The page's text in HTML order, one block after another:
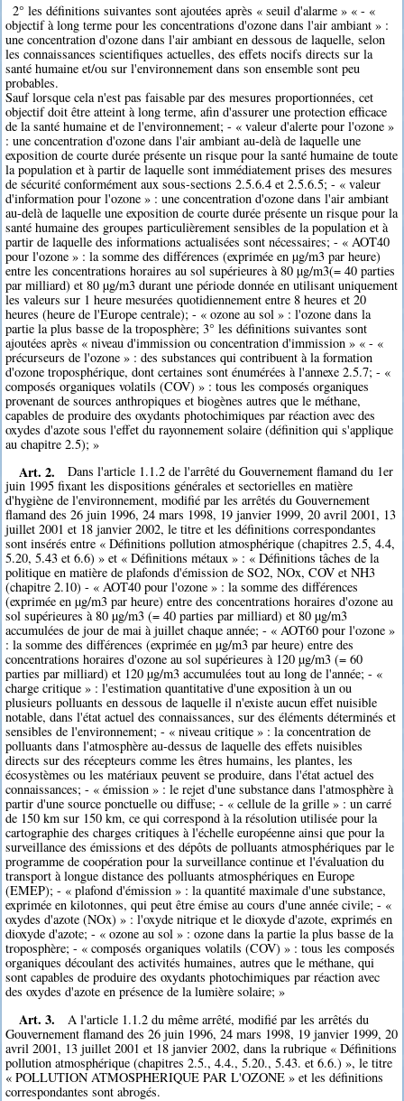
2° les définitions suivantes sont ajoutées après « seuil d'alarme » « - «
objectif à long terme pour les concentrations d'ozone dans l'air ambiant » :
une concentration d'ozone dans l'air ambiant en dessous de laquelle, selon
les connaissances scientifiques actuelles, des effets nocifs directs sur la
santé humaine et/ou sur l'environnement dans son ensemble sont peu
probables.
Sauf lorsque cela n'est pas faisable par des mesures proportionnées, cet
objectif doit être atteint à long terme, afin d'assurer une protection efficace
de la santé humaine et de l'environnement; - « valeur d'alerte pour l'ozone »
: une concentration d'ozone dans l'air ambiant au-delà de laquelle une
exposition de courte durée présente un risque pour la santé humaine de toute
la population et à partir de laquelle sont immédiatement prises des mesures
de sécurité conformément aux sous-sections 2.5.6.4 et 2.5.6.5; - « valeur
d'information pour l'ozone » : une concentration d'ozone dans l'air ambiant
au-delà de laquelle une exposition de courte durée présente un risque pour la
santé humaine des groupes particulièrement sensibles de la population et à
partir de laquelle des informations actualisées sont nécessaires; - « AOT40
pour l'ozone » : la somme des différences (exprimée en µg/m3 par heure)
entre les concentrations horaires au sol supérieures à 80 µg/m3(= 40 parties
par milliard) et 80 µg/m3 durant une période donnée en utilisant uniquement
les valeurs sur 1 heure mesurées quotidiennement entre 8 heures et 20
heures (heure de l'Europe centrale); - « ozone au sol » : l'ozone dans la
partie la plus basse de la troposphère; 3° les définitions suivantes sont
ajoutées après « niveau d'immission ou concentration d'immission » « - «
précurseurs de l'ozone » : des substances qui contribuent à la formation
d'ozone troposphérique, dont certaines sont énumérées à l'annexe 2.5.7; - «
composés organiques volatils (COV) » : tous les composés organiques
provenant de sources anthropiques et biogènes autres que le méthane,
capables de produire des oxydants photochimiques par réaction avec des
oxydes d'azote sous l'effet du rayonnement solaire (définition qui s'applique
au chapitre 2.5); »
Art. 2.
Dans l'article 1.1.2 de l'arrêté du Gouvernement flamand du 1er
juin 1995 fixant les dispositions générales et sectorielles en matière
d'hygiène de l'environnement, modifié par les arrêtés du Gouvernement
flamand des 26 juin 1996, 24 mars 1998, 19 janvier 1999, 20 avril 2001, 13
juillet 2001 et 18 janvier 2002, le titre et les définitions correspondantes
sont insérés entre « Définitions pollution atmosphérique (chapitres 2.5, 4.4,
5.20, 5.43 et 6.6) » et « Définitions métaux » : « Définitions tâches de la
politique en matière de plafonds d'émission de SO2, NOx, COV et NH3
(chapitre 2.10) - « AOT40 pour l'ozone » : la somme des différences
(exprimée en µg/m3 par heure) entre des concentrations horaires d'ozone au
sol supérieures à 80 µg/m3 (= 40 parties par milliard) et 80 µg/m3
accumulées de jour de mai à juillet chaque année; - « AOT60 pour l'ozone »
: la somme des différences (exprimée en µg/m3 par heure) entre des
concentrations horaires d'ozone au sol supérieures à 120 µg/m3 (= 60
parties par milliard) et 120 µg/m3 accumulées tout au long de l'année; - «
charge critique » : l'estimation quantitative d'une exposition à un ou
plusieurs polluants en dessous de laquelle il n'existe aucun effet nuisible
notable, dans l'état actuel des connaissances, sur des éléments déterminés et
sensibles de l'environnement; - « niveau critique » : la concentration de
polluants dans l'atmosphère au-dessus de laquelle des effets nuisibles
directs sur des récepteurs comme les êtres humains, les plantes, les
écosystèmes ou les matériaux peuvent se produire, dans l'état actuel des
connaissances; - « émission » : le rejet d'une substance dans l'atmosphère à
partir d'une source ponctuelle ou diffuse; - « cellule de la grille » : un carré
de 150 km sur 150 km, ce qui correspond à la résolution utilisée pour la
cartographie des charges critiques à l'échelle européenne ainsi que pour la
surveillance des émissions et des dépôts de polluants atmosphériques par le
programme de coopération pour la surveillance continue et l'évaluation du
transport à longue distance des polluants atmosphériques en Europe
(EMEP); - « plafond d'émission » : la quantité maximale d'une substance,
exprimée en kilotonnes, qui peut être émise au cours d'une année civile; - «
oxydes d'azote (NOx) » : l'oxyde nitrique et le dioxyde d'azote, exprimés en
dioxyde d'azote; - « ozone au sol » : ozone dans la partie la plus basse de la
troposphère; - « composés organiques volatils (COV) » : tous les composés
organiques découlant des activités humaines, autres que le méthane, qui
sont capables de produire des oxydants photochimiques par réaction avec
des oxydes d'azote en présence de la lumière solaire; »
Art. 3.
A l'article 1.1.2 du même arrêté, modifié par les arrêtés du
Gouvernement flamand des 26 juin 1996, 24 mars 1998, 19 janvier 1999, 20
avril 2001, 13 juillet 2001 et 18 janvier 2002, dans la rubrique « Définitions
pollution atmosphérique (chapitres 2.5., 4.4., 5.20., 5.43. et 6.6.) », le titre
« POLLUTION ATMOSPHERIQUE PAR L'OZONE » et les définitions
correspondantes sont abrogés.